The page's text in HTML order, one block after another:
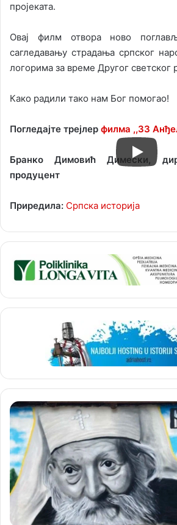
пројеката.
Овај филм отвора ново
сагледавању страдања српског
логорима за време Другог светског
Како радили тако нам Бог помогао!
Погледајте трејлер филма ,,33
Бранко Димовић Димески,
продуцент
Приредила: Српска историја